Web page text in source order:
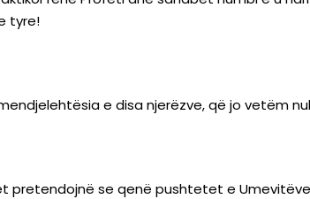
tyre!
e disa njerëzve, që jo vetëm
pretendojnë se qenë pushtetet e